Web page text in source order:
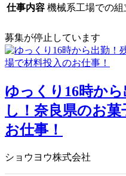
仕事内容 機械系工場での
募集が停止しています
ゆっくり16時か
し！奈良県のお
お仕事！
ショウヨウ株式会社